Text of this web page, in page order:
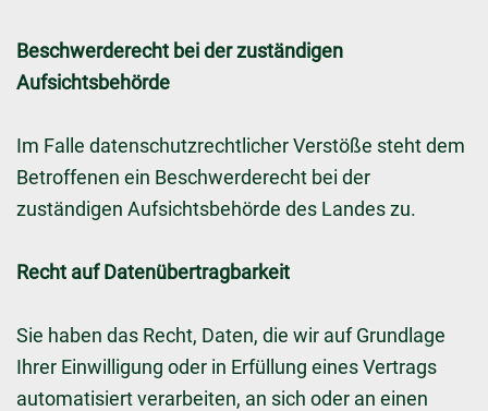
Beschwerderecht bei der zuständigen
Aufsichtsbehörde
Im Falle datenschutzrechtlicher Verstöße steht dem
Betroffenen ein Beschwerderecht bei der
zuständigen Aufsichtsbehörde des Landes zu.
Recht auf Datenübertragbarkeit
Sie haben das Recht, Daten, die wir auf Grundlage
Ihrer Einwilligung oder in Erfüllung eines Vertrags
automatisiert verarbeiten, an sich oder an einen